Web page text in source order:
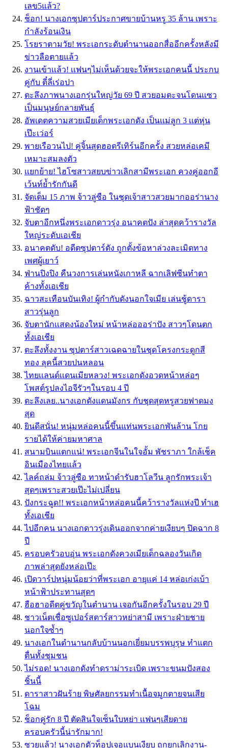
เลข5แล้ว?
ช็อก! นางเอกซุปตาร์ประกาศขายบ้านหรู 35 ล้าน เพราะ
กำลังร้อนเงิน
โรยราตามวัย! พระเอกระดับตำนานออกสื่ออีกครั้งหลังมี
ข่าวลือตายแล้ว
งานเข้าเเล้ว! เเฟนๆไม่เห็นด้วยจะให้พระเอกคนนี้ ประกบ
คู่กับ ตี๋ลี่เร่อปา
ตะลึงภาพนางเอกรุ่นใหญ่วัย 69 ปี สวยอมตะจนโดนเเซว
เป็นมนุษย์กลายพันธุ์
อัพเดตความสวยเมียเด็กพระเอกดัง เป็นเเม่ลูก 3 เเต่หุ่น
เป๊ะเว่อร์
พายเรือวนไป! คู่จิ้นสุดฮอตรีเทิร์นอีกครั้ง สวยหล่อเคมี
เหมาะสมลงตัว
เเยกย้าย! ไฮโซสาวสยบข่าวเลิกสามีพระเอก ควงคู่ออกอี
เว้นท์ย้ำรักกันดี
จัดเต็ม 15 ภาพ จ้าวลู่ซือ ในชุดเจ้าสาวสวยมากออร่านาง
ฟ้าชัดๆ
จับตาอีกหนึ่งพระเอกดาวรุ่ง อนาคตปัง ล่าสุดคว้ารางวัล
ใหญ่ระดับเอเชีย
อนาคตดับ! อดีตซุปตาร์ดัง ถูกตั้งข้อหาล่วงละเมิดทาง
เพศผู้เยาว์
ฟ่านปิงปิง คืนวงการเล่นหนังเกาหลี ฉากเลิฟซีนทำตา
ค้างทั้งเอเชีย
ฉาวสะเทือนบันเทิง! ผู้กำกับดังนอกใจเมีย เล่นชู้ดารา
สาวรุ่นลูก
จับตานักเเสดงน้องใหม่ หน้าหล่อออร่าปัง สาวๆโดนตก
ทั้งเอเชีย
ตะลึงทั้งงาน ซุปตาร์สาวเฉดฉายในชุดโครงกระดูกสี
ทอง ลุคนี้สวยปนหลอน
ไทยเเลนด์เเดนเมียหลวง! พระเอกดังอวดหน้าหล่อๆ
โพสต์รูปลงไอจีรัวๆในรอบ 4 ปี
ตะลึงเลย..นางเอกดังแดนมังกร กับชุดสุดหรูสวยฟาดมง
สุด
ยินดีสนั่น! หนุ่มหล่อคนนี้ขึ้นแท่นพระเอกพันล้าน โกย
รายได้ให้ค่ายมหาศาล
สนามบินแตกแน่! พระเอกจีนในใจอั้ม พัชราภา ใกล้เช็ค
อินเมืองไทยแล้ว
ไลค์ถล่ม จ้าวลู่ซือ ทาหน้าดำรับฮาโลวีน ลูกรักพระเจ้า
สุดๆเพราะสวยเป๊ะไม่เปลี่ยน
ปังกระฉูด!! พระเอกหน้าหล่อคนนี้คว้ารางวัลเเห่งปี ทำเฮ
ทั้งเอเชีย
ไปอีกคน นางเอกดาวรุ่งเดินออกจากค่ายเงียบๆ ปิดฉาก 8
ปี
ครอบครัวอบอุ่น พระเอกดังควงเมียเด็กฉลองวันเกิด
ภาพล่าสุดยังหล่อเป๊ะ
เปิดวาร์ปหนุ่มน้อยว่าที่พระเอก อายุเเค่ 14 หล่อเก่งเบ้า
หน้าฟ้าประทานสุดๆ
ฮือฮาอดีตคู่ขวัญในตำนาน เจอกันอีกครั้งในรอบ 29 ปี
ชาวเน็ตเชื่อซูเปอร์สตาร์สาวหย่าสามี เพราะฝ่ายชาย
นอกใจซ้ำๆ
นางเอกในตำนานกลับบ้านนอกเยี่ยมบรรพบุรุษ ทำแตก
ตื่นทั้งชุมชน
ไม่รอด! นางเอกดังทำดราม่าระเบิด เพราะขนมปังสอง
ชิ้นนี้
ดาราสาวฝันร้าย พิษศัลยกรรมทำเนื้อจมูกตายจนเสีย
โฉม
ช็อกคู่รัก 8 ปี ตัดสินใจเซ็นใบหย่า เเฟนๆเสียดาย
ครอบครัวนี้น่ารักมาก!
ซวยแล้ว! นางเอกตัวท็อปเจอแบนเงียบ ถูกยกเลิกงาน-